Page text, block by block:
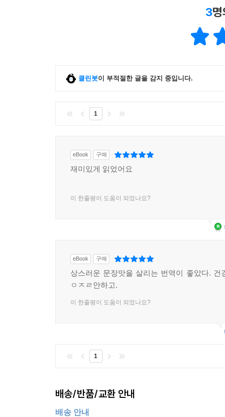
3
클린봇이 부적절한 글을 감지 중입니다.
1
eBook 구매
재미있게 읽었어요
이 한줄평이 도움이 되었나요?
eBook 구매
상스러운 문장맛을 살리는 번역이 좋았다. 건
ㅇㅈㄹ안하고.
이 한줄평이 도움이 되었나요?
1
배송/반품/교환 안내
배송 안내